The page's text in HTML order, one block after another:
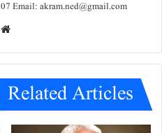
Email: akram.ned@gmail.com
Related Articles